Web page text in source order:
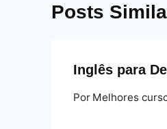
Posts
Inglês para
Por Melhores